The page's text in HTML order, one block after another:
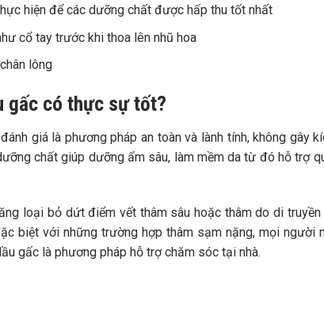
hiện để các dưỡng chất được hấp thu tốt nhất
cổ tay trước khi thoa lên nhũ hoa
lông
gấc có thực sự tốt?
giá là phương pháp an toàn và lành tính, không gây
chất giúp dưỡng ẩm sâu, làm mềm da từ đó hỗ trợ
loại bỏ dứt điểm vết thâm sâu hoặc thâm do di truyền
biệt với những trường hợp thâm sạm nặng, mọi người
gấc là phương pháp hỗ trợ chăm sóc tại nhà.